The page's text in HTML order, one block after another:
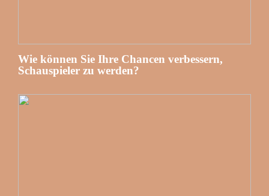
Wie können Sie Ihre Chancen verbessern,
Schauspieler zu werden?